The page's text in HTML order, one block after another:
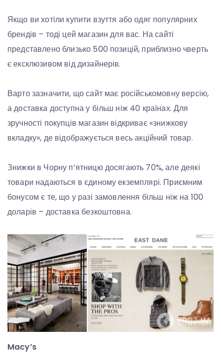
Якщо ви хотіли купити взуття або одяг популярних
брендів – тоді цей магазин для вас. На сайті
представлено близько 500 позицій, приблизно чверть
є ексклюзивом від дизайнерів.
Варто зазначити, що сайт має російськомовну версію,
а доставка доступна у більш ніж 40 країнах. Для
зручності покупців магазин відкриває «знижкову
вкладку», де відображується весь акційний товар.
Знижки в Чорну п’ятницю досягають 70%, але деякі
товари надаються в єдиному екземплярі. Приємним
бонусом є те, що у разі замовлення більш ніж на 100
доларів – доставка безкоштовна.
Macy’s